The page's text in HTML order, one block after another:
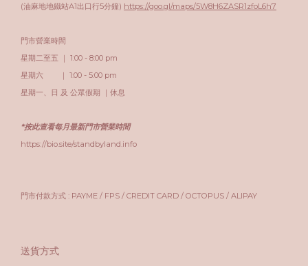
(油麻地地鐵站A1出口行5分鐘) https://goo.gl/maps/5W8H6ZASR1zfoL6h7
門市營業時間
星期二至五 ｜ 1:00 - 8:00 pm
星期六 ｜ 1:00 - 5:00 pm
星期一、日 及 公眾假期 ｜休息
*按此查看每月最新門市營業時間
https://bio.site/standbyland.info
門市付款方式 : PAYME / FPS / CREDIT CARD / OCTOPUS / ALIPAY
送貨方式